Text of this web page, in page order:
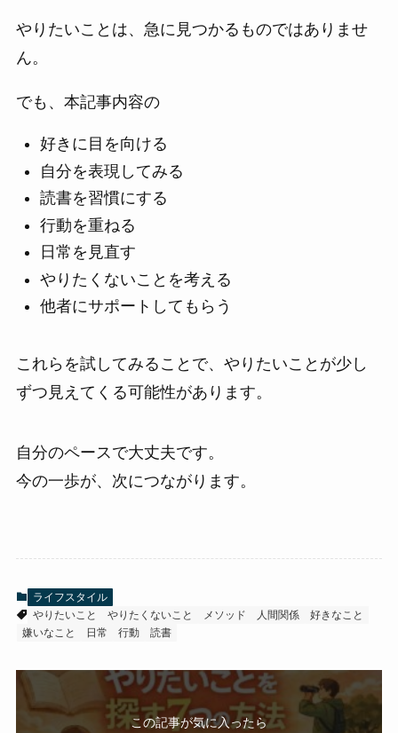
やりたいことは、急に見つかるものではありませ
ん。
でも、本記事内容の
好きに目を向ける
自分を表現してみる
読書を習慣にする
行動を重ねる
日常を見直す
やりたくないことを考える
他者にサポートしてもらう
これらを試してみることで、やりたいことが少し
ずつ見えてくる可能性があります。
自分のペースで大丈夫です。
今の一歩が、次につながります。
ライフスタイル
やりたいこと
やりたくないこと メソッド 人間関係
好きなこと
嫌いなこと
日常 行動 読書
この記事が気に入ったら